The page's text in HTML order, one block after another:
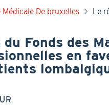
Médicale De bruxelles Le
du Fonds des
en